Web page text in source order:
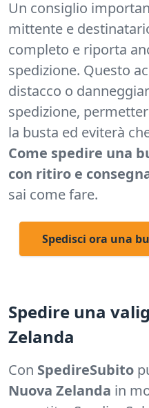
Un consiglio
mittente e
completo e riporta
spedizione. Questo
distacco o
spedizione,
la busta ed eviterà
Come spedire una
con ritiro e
sai come fare.
Spedisci ora una
Spedire una
Zelanda
Con SpedireSubito
Nuova Zelanda in